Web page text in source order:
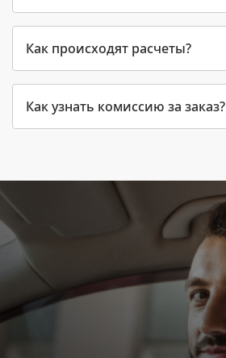
Как происходят расчеты?
Как узнать комиссию за заказ?